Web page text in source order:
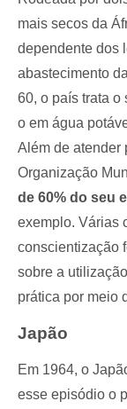
mais secos da
dependente dos
abastecimento
60, o país trata o
o em água
Além de atender
Organização
de 60% do seu
exemplo. Várias
conscientização
sobre a
prática por meio
Japão
Em 1964, o
esse episódio o